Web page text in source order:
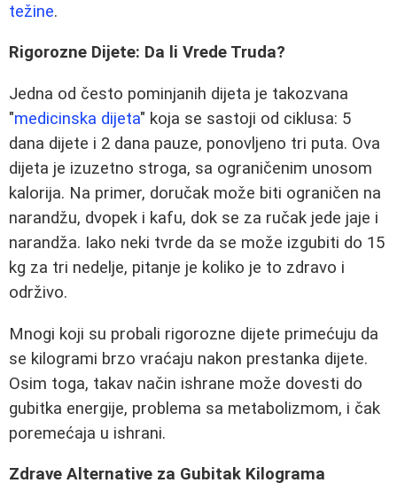
težine.
Rigorozne Dijete: Da li Vrede Truda?
Jedna od često pominjanih dijeta je takozvana
"medicinska dijeta" koja se sastoji od ciklusa: 5
dana dijete i 2 dana pauze, ponovljeno tri puta. Ova
dijeta je izuzetno stroga, sa ograničenim unosom
kalorija. Na primer, doručak može biti ograničen na
narandžu, dvopek i kafu, dok se za ručak jede jaje i
narandža. Iako neki tvrde da se može izgubiti do 15
kg za tri nedelje, pitanje je koliko je to zdravo i
održivo.
Mnogi koji su probali rigorozne dijete primećuju da
se kilogrami brzo vraćaju nakon prestanka dijete.
Osim toga, takav način ishrane može dovesti do
gubitka energije, problema sa metabolizmom, i čak
poremećaja u ishrani.
Zdrave Alternative za Gubitak Kilograma